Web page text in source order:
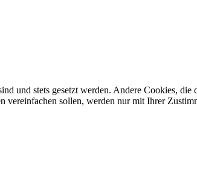
und stets gesetzt werden. Andere Cookies,
sollen, werden nur mit Ihrer